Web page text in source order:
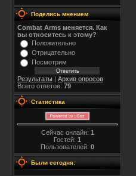
Поделись мнением
Combat Arms меняется. Как
вы относитесь к этому?
Положительно
Отрицательно
Посмотрим
Результаты | Архив опросов
Всего ответов: 79
Статистика
Сейчас онлайн: 1
Гостей: 1
Пользователей: 0
Были сегодня: